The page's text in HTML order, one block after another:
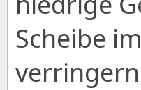
Scheibe